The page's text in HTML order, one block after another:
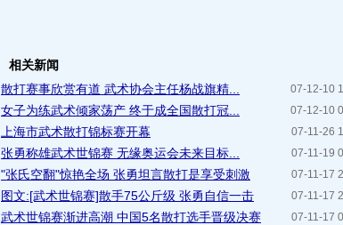
相关新闻
07-12-10
散打赛事欣赏有道 武术协会主任杨战旗精...
07-12-10
女子为练武术倾家荡产 终于成全国散打冠...
07-11-26
上海市武术散打锦标赛开幕
07-11-19
张勇称雄武术世锦赛 无缘奥运会未来目标...
07-11-17
"张氏空翻"惊艳全场 张勇坦言散打是享受刺激
07-11-17
图文:[武术世锦赛]散手75公斤级 张勇自信一击
07-11-17
武术世锦赛渐进高潮 中国5名散打选手晋级决赛